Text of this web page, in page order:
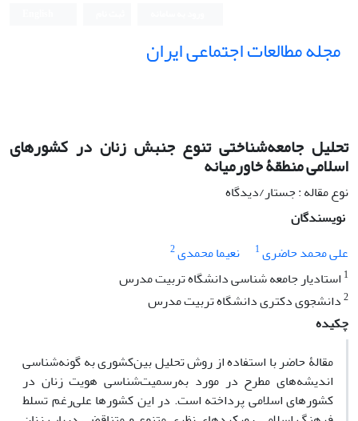
مجله مطالعات اجتماعی ایران
تحلیل جامعه‌شناختی تنوع جنبش زنان در کشورهای
اسلامی منطقۀ خاورمیانه
نوع مقاله : جستار/دیدگاه
نویسندگان
علی‏ محمد حاضری1 نعیما محمدی2
1 استادیار جامعه‏ شناسی دانشگاه تربیت مدرس
2دانشجوی دکتری دانشگاه تربیت مدرس
چکیده
مقالۀ حاضر با استفاده از روش تحلیل بین‌کشوری به گونه‌شناسی
اندیشه‌های مطرح در مورد به‌رسمیت‏‌شناسی هویت زنان در
کشورهای اسلامی پرداخته است. در این کشورها علی‌رغم تسلط